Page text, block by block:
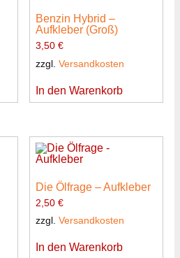
Benzin Hybrid –
Aufkleber (Groß)
3,50 €
zzgl. Versandkosten
In den Warenkorb
Die Ölfrage – Aufkleber
2,50 €
zzgl. Versandkosten
In den Warenkorb